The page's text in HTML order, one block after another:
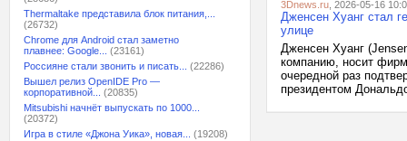
Thermaltake представила блок питания,...
(26732)
Chrome для Android стал заметно
плавнее: Google...
(23161)
Россияне стали звонить и писать...
(22286)
Вышел релиз OpenIDE Pro —
корпоративной...
(20835)
Mitsubishi начнёт выпускать по 1000...
(20372)
Игра в стиле «Джона Уика», новая...
(19208)
3Dnews.ru , 2026-05-16
Дженсен Хуанг стал
улице
Дженсен Хуанг
компанию, носит
очередной раз
президентом